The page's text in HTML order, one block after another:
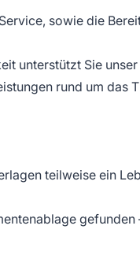
sowie die
unterstützt Sie unser
rund um das
teilweise ein
gefunden